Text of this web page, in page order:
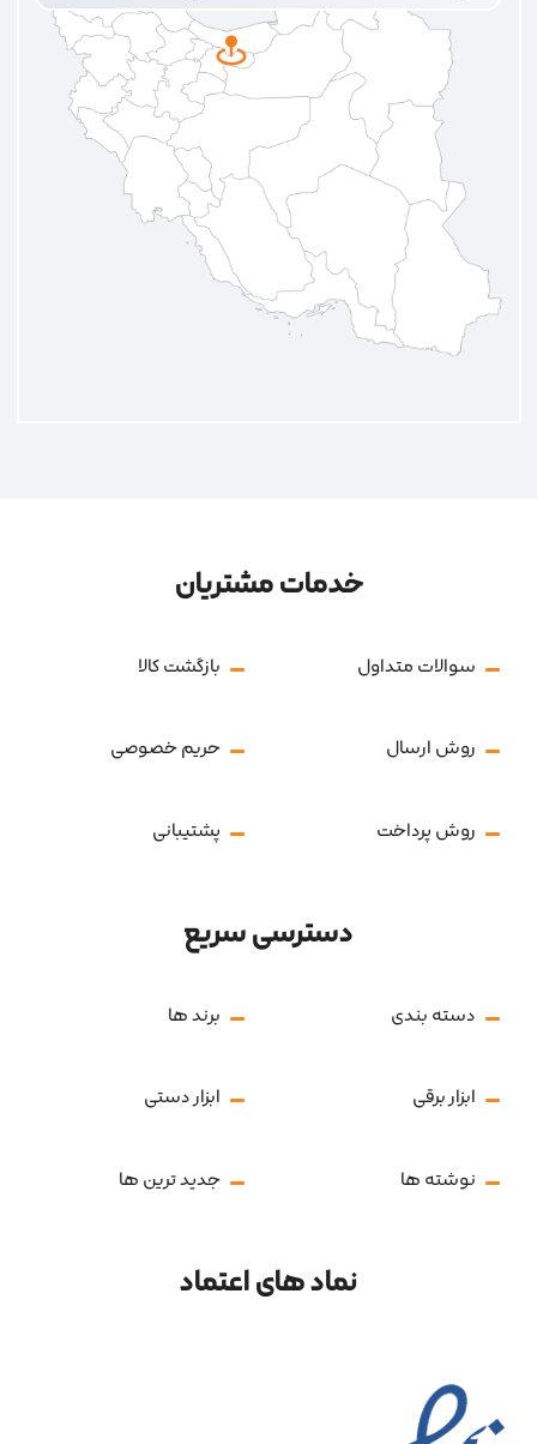
خدمات مشتریان
سوالات متداول بازگشت کالا
روش ارسال حریم خصوصی
روش پرداخت پشتیبانی
دسترسی سریع
دسته بندی برند ها
ابزار برقی ابزار دستی
نوشته ها جدید ترین ها
نماد های اعتماد